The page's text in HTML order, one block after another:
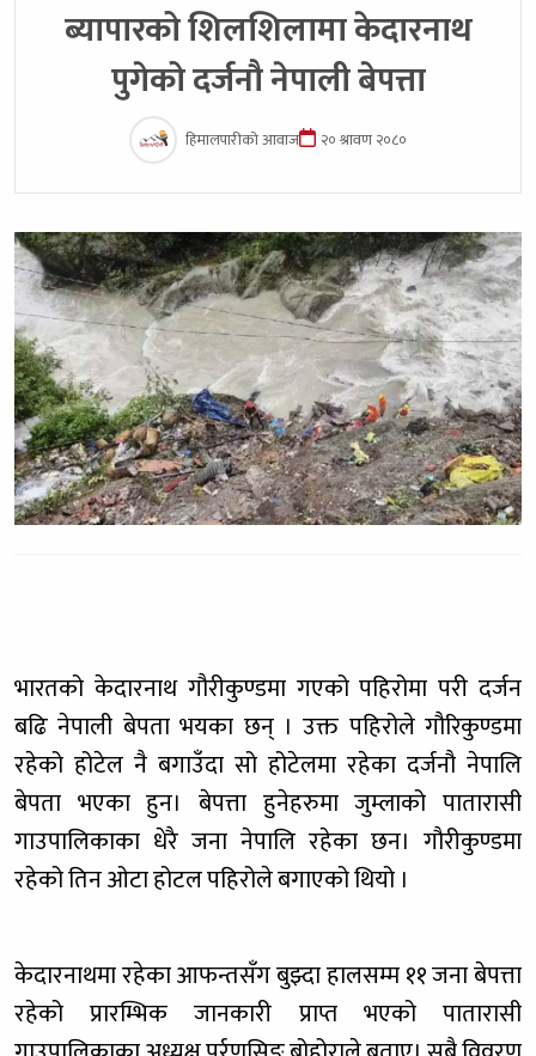
ब्यापारको शिलशिलामा केदारनाथ
पुगेको दर्जनौ नेपाली बेपत्ता
हिमालपारीको आवाज २० श्रावण २०८०
भारतको केदारनाथ गौरीकुण्डमा गएको पहिरोमा परी दर्जन
बढि नेपाली बेपता भयका छन् । उक्त पहिरोले गौरिकुण्डमा
रहेको होटेल नै बगाउँदा सो होटेलमा रहेका दर्जनौ नेपालि
बेपता भएका हुन। बेपत्ता हुनेहरुमा जुम्लाको पातारासी
गाउपालिकाका धेरै जना नेपालि रहेका छन। गौरीकुण्डमा
रहेको तिन ओटा होटल पहिरोले बगाएको थियो ।
केदारनाथमा रहेका आफन्तसँग बुझ्दा हालसम्म ११ जना बेपत्ता
रहेको प्रारम्भिक जानकारी प्राप्त भएको पातारासी